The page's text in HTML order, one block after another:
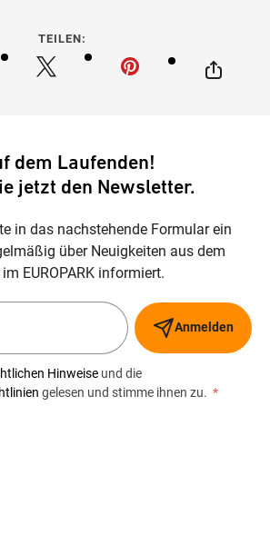
TEILEN:
dem Laufenden!
jetzt den Newsletter.
in das nachstehende Formular ein
über Neuigkeiten aus dem
EUROPARK informiert.
Anmelden
Hinweise und die
gelesen und stimme ihnen zu. *